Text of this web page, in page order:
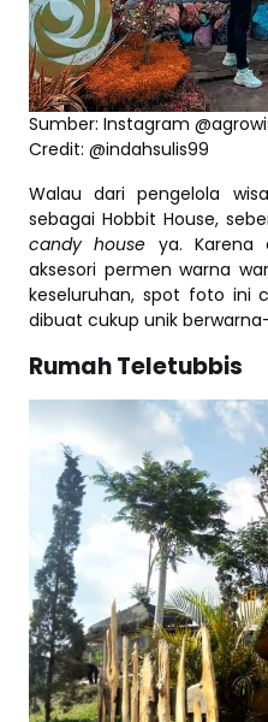
Sumber: Instagram
Credit: @indahsulis99
Walau dari pengelola
sebagai Hobbit House,
candy house ya. Karena
aksesori permen warna
keseluruhan, spot foto ini
dibuat cukup unik
Rumah Teletubbis